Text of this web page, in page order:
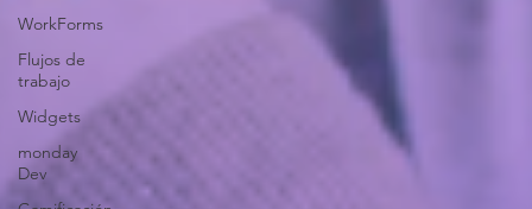
WorkForms
Flujos de
trabajo
Widgets
monday
Dev